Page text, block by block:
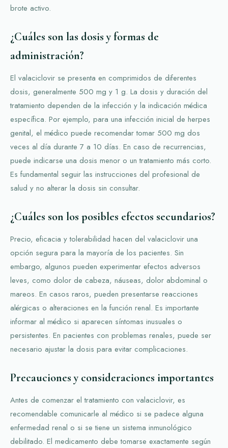
brote activo.
¿Cuáles son las dosis y formas de
administración?
El valaciclovir se presenta en comprimidos de diferentes
dosis, generalmente 500 mg y 1 g. La dosis y duración del
tratamiento dependen de la infección y la indicación médica
específica. Por ejemplo, para una infección inicial de herpes
genital, el médico puede recomendar tomar 500 mg dos
veces al día durante 7 a 10 días. En caso de recurrencias,
puede indicarse una dosis menor o un tratamiento más corto.
Es fundamental seguir las instrucciones del profesional de
salud y no alterar la dosis sin consultar.
¿Cuáles son los posibles efectos secundarios?
Precio, eficacia y tolerabilidad hacen del valaciclovir una
opción segura para la mayoría de los pacientes. Sin
embargo, algunos pueden experimentar efectos adversos
leves, como dolor de cabeza, náuseas, dolor abdominal o
mareos. En casos raros, pueden presentarse reacciones
alérgicas o alteraciones en la función renal. Es importante
informar al médico si aparecen síntomas inusuales o
persistentes. En pacientes con problemas renales, puede ser
necesario ajustar la dosis para evitar complicaciones.
Precauciones y consideraciones importantes
Antes de comenzar el tratamiento con valaciclovir, es
recomendable comunicarle al médico si se padece alguna
enfermedad renal o si se tiene un sistema inmunológico
debilitado. El medicamento debe tomarse exactamente según